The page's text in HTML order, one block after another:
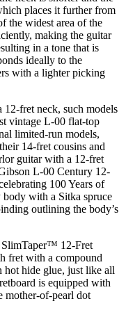
places it further from
the widest area of the
making the guitar
in a tone that is
ideally to the
with a lighter picking
fret neck, such models
vintage L-00 flat-top
limited-run models,
14-fret cousins and
guitar with a 12-fret
L-00 Century 12-
100 Years of
body with a Sitka spruce
outlining the body’s
SlimTaper™ 12-Fret
fret with a compound
hot hide glue, just like all
is equipped with
mother-of-pearl dot